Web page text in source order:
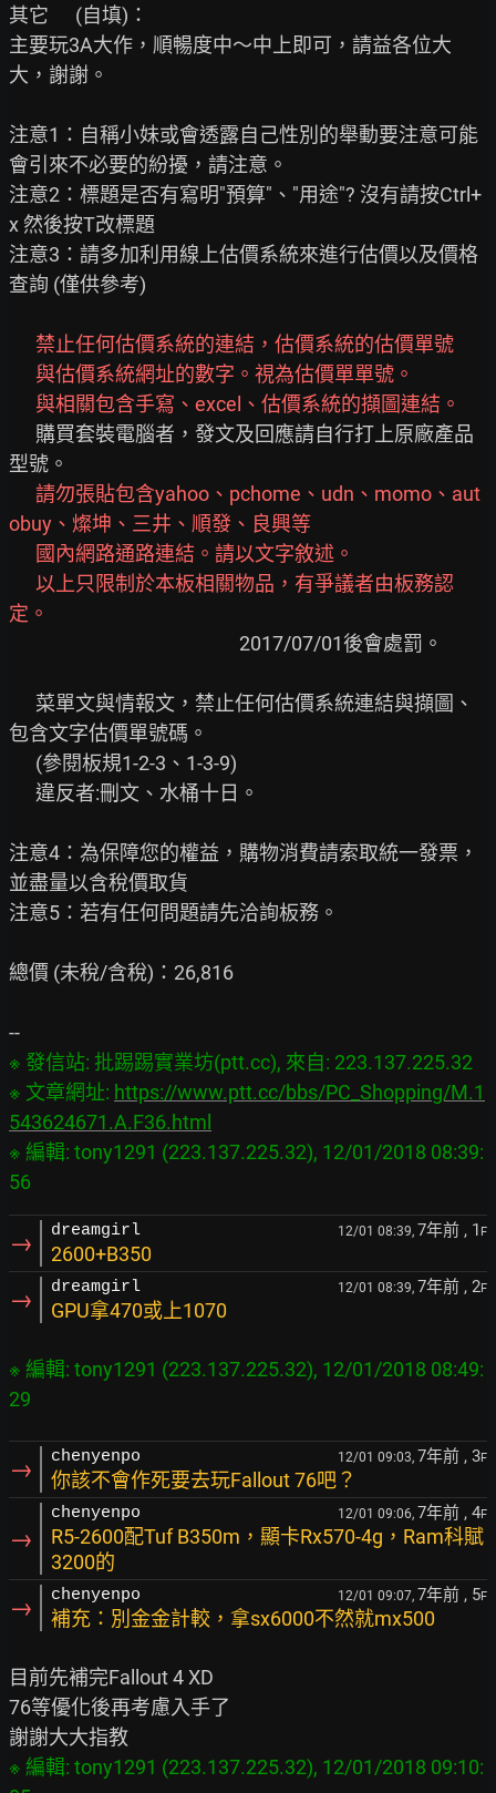
其它      (自填)：
主要玩3A大作，順暢度中～中上即可，請益各位大
大，謝謝。
注意1：自稱小妹或會透露自己性別的舉動要注意可能
會引來不必要的紛擾，請注意。
注意2：標題是否有寫明"預算"、"用途"? 沒有請按Ctrl+
x 然後按T改標題
注意3：請多加利用線上估價系統來進行估價以及價格
查詢 (僅供參考)
禁止任何估價系統的連結，估價系統的估價單號
      與估價系統網址的數字。視為估價單單號。
與相關包含手寫、excel、估價系統的擷圖連結。
型號。
請勿張貼包含yahoo、pchome、udn、momo、aut
obuy、燦坤、三井、順發、良興等
國內網路通路連結。請以文字敘述。
以上只限制於本板相關物品，有爭議者由板務認
定。
包含文字估價單號碼。
注意4：為保障您的權益，購物消費請索取統一發票，
並盡量以含稅價取貨
注意5：若有任何問題請先洽詢板務。
總價 (未稅/含稅)：26,816
※ 發信站: 批踢踢實業坊(ptt.cc), 來自: 223.137.225.32
※ 文章網址: https://www.ptt.cc/bbs/PC_Shopping/M.1
543624671.A.F36.html
※ 編輯: tony1291 (223.137.225.32), 12/01/2018 08:39:
→ dreamgirl 12/01 08:39, 7年前 , 1 F
2600+B350
→ dreamgirl 12/01 08:39, 7年前 , 2F
GPU拿470或上1070
※ 編輯: tony1291 (223.137.225.32), 12/01/2018 08:49:
→ chenyenpo 12/01 09:03, 7年前 , 3F
你該不會作死要去玩Fallout 76吧？
→
chenyenpo 12/01 09:06, 7年前 , 4F
R5-2600配Tuf B350m，顯卡Rx570-4g，Ram科賦
3200的
→ chenyenpo 12/01 09:07, 7年前 , 5F
補充：別金金計較，拿sx6000不然就mx500
目前先補完Fallout 4 XD
76等優化後再考慮入手了
※ 編輯: tony1291 (223.137.225.32), 12/01/2018 09:10: